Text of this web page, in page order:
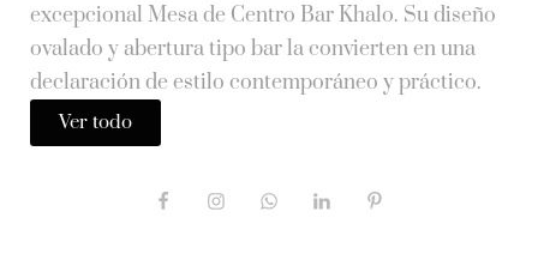
excepcional Mesa de Centro Bar Khalo. Su diseño
ovalado y abertura tipo bar la convierten en una
declaración de estilo contemporáneo y práctico.
Ver todo